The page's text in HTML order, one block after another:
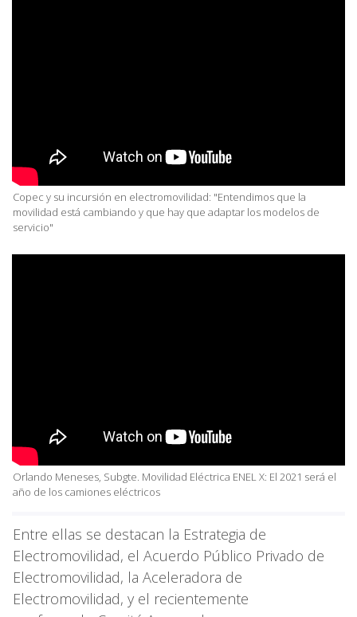
Copec y su incursión en electromovilidad: "Entendimos que la
movilidad está cambiando y que hay que adaptar los modelos de
servicio"
Orlando Meneses, Subgte. Movilidad Eléctrica ENEL X: El 2021 será el
año de los camiones eléctricos
Entre ellas se destacan la Estrategia de
Electromovilidad, el Acuerdo Público Privado de
Electromovilidad, la Aceleradora de
Electromovilidad, y el recientemente